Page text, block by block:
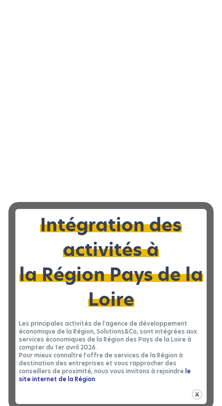
MINERVE
Intégration des
activités à
la Région Pays de la
Loire
Les principales activités de l'agence de développement
économique de la Région, Solutions&Co, sont intégrées aux
services économiques de la Région des Pays de la Loire à
compter du 1er avril 2026.
Pour mieux connaître l’offre de services de la Région à
destination des entreprises et vous rapprocher des
conseillers de proximité, nous vous invitons à rejoindre le
site internet de la Région.